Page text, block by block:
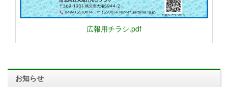
広報用チラシ.pdf
お知らせ